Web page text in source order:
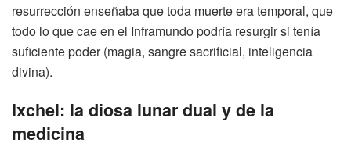
resurrección enseñaba que toda muerte era temporal, que
todo lo que cae en el Inframundo podría resurgir si tenía
suficiente poder (magia, sangre sacrificial, inteligencia
divina).
Ixchel: la diosa lunar dual y de la
medicina